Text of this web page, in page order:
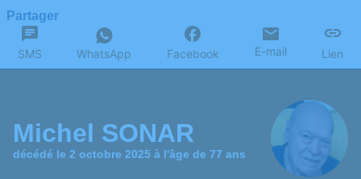
Partager
SMS WhatsApp Facebook E-mail Lien
Michel SONAR
décédé le 2 octobre 2025 à l'âge de 77 ans